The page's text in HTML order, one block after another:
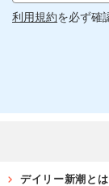
利用規約を必ず確
デイリー新潮とは